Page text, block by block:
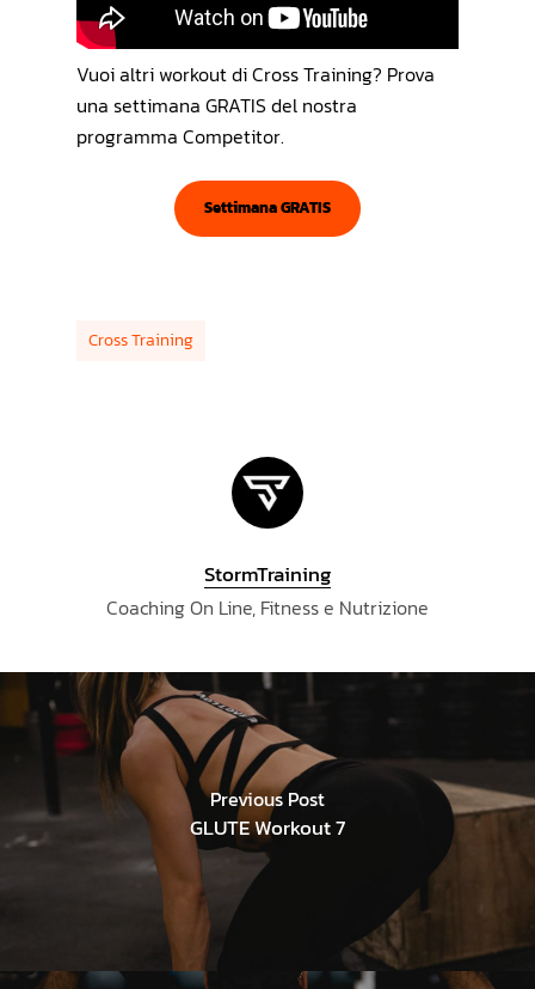
Vuoi altri workout di Cross Training? Prova
una settimana GRATIS del nostra
programma Competitor.
Settimana GRATIS
Cross Training
StormTraining
Coaching On Line, Fitness e Nutrizione
Previous Post
GLUTE Workout 7